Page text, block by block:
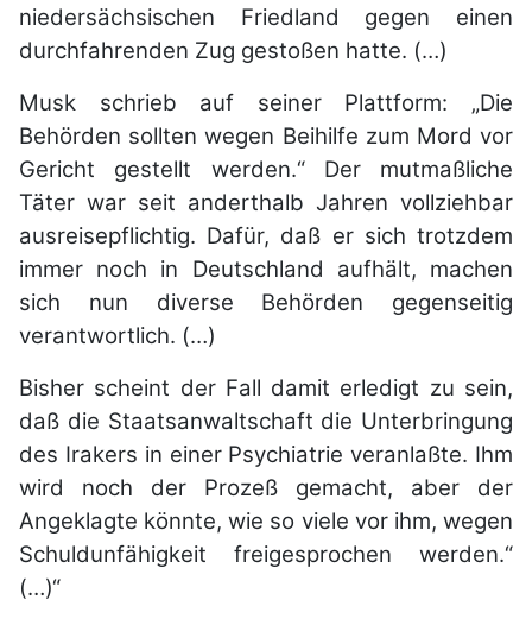
niedersächsischen Friedland gegen einen
durchfahrenden Zug gestoßen hatte. (…)
Musk schrieb auf seiner Plattform: „Die
Behörden sollten wegen Beihilfe zum Mord vor
Gericht gestellt werden.“ Der mutmaßliche
Täter war seit anderthalb Jahren vollziehbar
ausreisepflichtig. Dafür, daß er sich trotzdem
immer noch in Deutschland aufhält, machen
sich nun diverse Behörden gegenseitig
verantwortlich. (…)
Bisher scheint der Fall damit erledigt zu sein,
daß die Staatsanwaltschaft die Unterbringung
des Irakers in einer Psychiatrie veranlaßte. Ihm
wird noch der Prozeß gemacht, aber der
Angeklagte könnte, wie so viele vor ihm, wegen
Schuldunfähigkeit freigesprochen werden.“
(…)“